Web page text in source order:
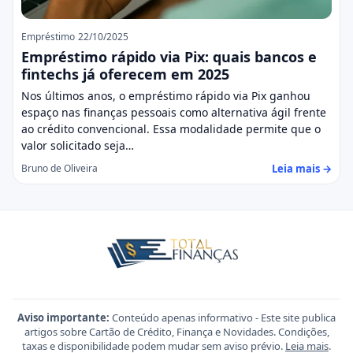
Empréstimo 22/10/2025
Empréstimo rápido via Pix: quais bancos e
fintechs já oferecem em 2025
Nos últimos anos, o empréstimo rápido via Pix ganhou
espaço nas finanças pessoais como alternativa ágil frente
ao crédito convencional. Essa modalidade permite que o
valor solicitado seja…
Bruno de Oliveira Leia mais →
Aviso importante: Conteúdo apenas informativo - Este site publica
artigos sobre Cartão de Crédito, Finança e Novidades. Condições,
taxas e disponibilidade podem mudar sem aviso prévio. Leia mais.